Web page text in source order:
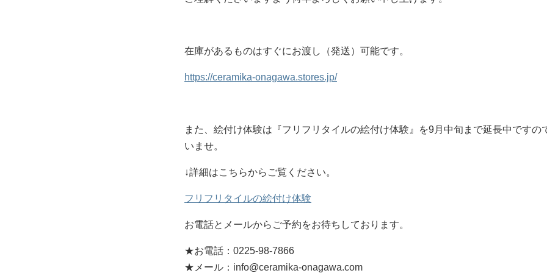
在庫があるものはすぐにお渡し（発送）可能です。
https://ceramika-onagawa.stores.jp/
また、絵付け体験は『フリフリタイルの絵付け体験』を9月中旬まで延長中ですの
いませ。
↓詳細はこちらからご覧ください。
フリフリタイルの絵付け体験
お電話とメールからご予約をお待ちしております。
★お電話：0225-98-7866
★メール：info@ceramika-onagawa.com